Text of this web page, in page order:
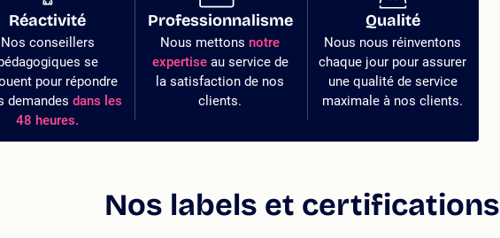
Réactivité
Nos conseillers
se
pour répondre
demandes dans les
48 heures.
Professionnalisme
Nous mettons notre
expertiseau service de
la satisfaction de nos
clients.
Qualité
Nous nous réinventons
chaque jour pour assurer
une qualité de service
maximale à nos clients.
Nos labels et certifications